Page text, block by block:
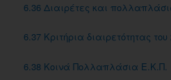
6.36 Διαιρέτες και
6.37 Κριτήρια διαιρετότητας
6.38 Kοινά Πολλαπλάσια E.K.Π.